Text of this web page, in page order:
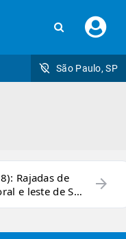
seu
São Paulo, SP
Rajadas de
e leste de SP
arrow_forward